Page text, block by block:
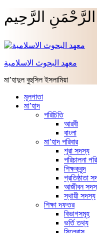
الرَّحِيم
معهد البحوث الاسلامية
মা’হাদুল বুহুসিল ইসলামিয়া
মূলপাতা
মা’হাদ
পরিচিতি
আরবী
বাংলা
মা’হাদ পরিবার
শূরা সদস্য
পরিচালনা
শিক্ষকবৃন্দ
প্রতিষ্ঠাতা
আজীবন
স্থায়ী সদস্য
শিক্ষা দফতর
বিভাগসমূহ
ভর্তি তথ্য